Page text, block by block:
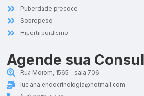
Puberdade precoce
Sobrepeso
Hipertireoidismo
Agende sua
Rua Morom, 1565 - sala 706
luciana.endocrinologia@hotmail.com